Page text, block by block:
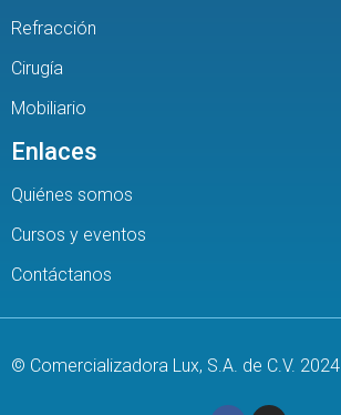
Refracción
Cirugía
Mobiliario
Enlaces
Quiénes somos
Cursos y eventos
Contáctanos
© Comercializadora Lux, S.A. de C.V. 2024